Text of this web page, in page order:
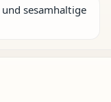
sesamhaltige